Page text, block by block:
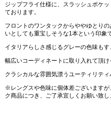
ジップフライ仕様に、スラッシュポケ
ております。
フロントのワンタックからややゆとり
いとしても重宝しそうな1本という印象
イタリアらしさ感じるグレーの色味もす
幅広いコーディネートに取り入れて頂け
クラシカルな雰囲気漂うユーティリティ
※レングスや色味に個体差ございます
ク商品につき、ご了承宜しくお願い致し